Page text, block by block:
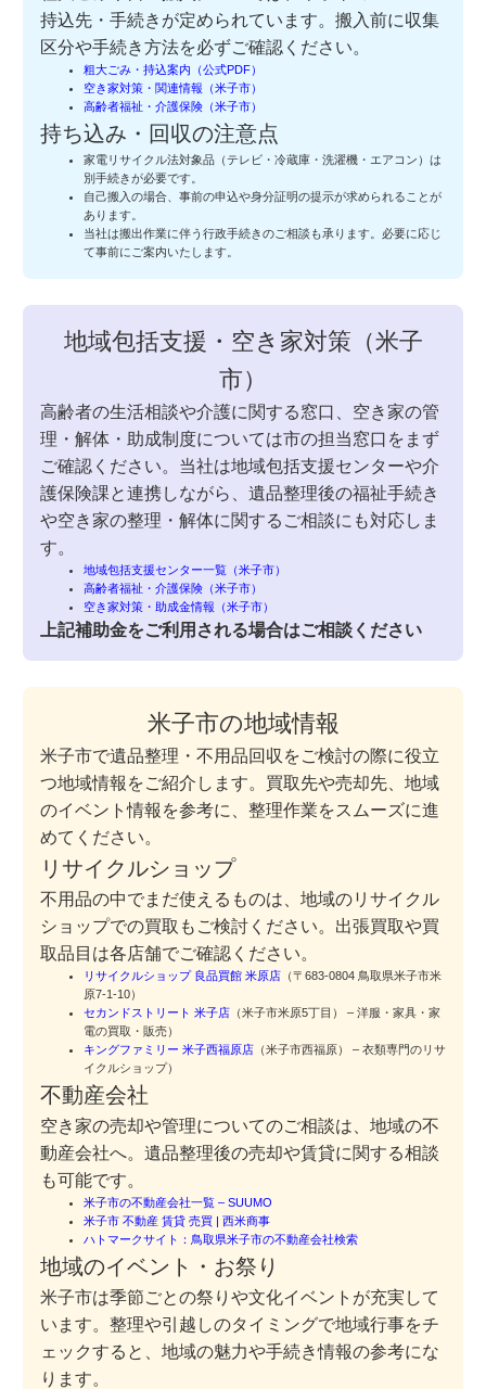
持込先・手続きが定められています。搬入前に収集
区分や手続き方法を必ずご確認ください。
粗大ごみ・持込案内（公式PDF）
空き家対策・関連情報（米子市）
高齢者福祉・介護保険（米子市）
持ち込み・回収の注意点
家電リサイクル法対象品（テレビ・冷蔵庫・洗濯機・エアコン）は
別手続きが必要です。
自己搬入の場合、事前の申込や身分証明の提示が求められることが
あります。
当社は搬出作業に伴う行政手続きのご相談も承ります。必要に応じ
て事前にご案内いたします。
地域包括支援・空き家対策（米子
市）
高齢者の生活相談や介護に関する窓口、空き家の管
理・解体・助成制度については市の担当窓口をまず
ご確認ください。当社は地域包括支援センターや介
護保険課と連携しながら、遺品整理後の福祉手続き
や空き家の整理・解体に関するご相談にも対応しま
す。
地域包括支援センター一覧（米子市）
高齢者福祉・介護保険（米子市）
空き家対策・助成金情報（米子市）
上記補助金をご利用される場合はご相談ください
米子市の地域情報
米子市で遺品整理・不用品回収をご検討の際に役立
つ地域情報をご紹介します。買取先や売却先、地域
のイベント情報を参考に、整理作業をスムーズに進
めてください。
リサイクルショップ
不用品の中でまだ使えるものは、地域のリサイクル
ショップでの買取もご検討ください。出張買取や買
取品目は各店舗でご確認ください。
リサイクルショップ 良品買館 米原店 （〒683-0804 鳥取県米子市米
原7-1-10）
セカンドストリート 米子店 （米子市米原5丁目） – 洋服・家具・家
電の買取・販売）
キングファミリー 米子西福原店 （米子市西福原） – 衣類専門のリサ
イクルショップ）
不動産会社
空き家の売却や管理についてのご相談は、地域の不
動産会社へ。遺品整理後の売却や賃貸に関する相談
も可能です。
米子市の不動産会社一覧 – SUUMO
米子市 不動産 賃貸 売買 | 西米商事
ハトマークサイト：鳥取県米子市の不動産会社検索
地域のイベント・お祭り
米子市は季節ごとの祭りや文化イベントが充実して
います。整理や引越しのタイミングで地域行事をチ
ェックすると、地域の魅力や手続き情報の参考にな
ります。